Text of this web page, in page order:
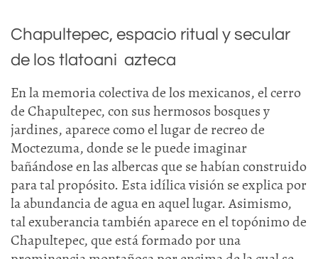
Chapultepec, espacio ritual y secular
de los tlatoani azteca
En la memoria colectiva de los mexicanos, el cerro
de Chapultepec, con sus hermosos bosques y
jardines, aparece como el lugar de recreo de
Moctezuma, donde se le puede imaginar
bañándose en las albercas que se habían construido
para tal propósito. Esta idílica visión se explica por
la abundancia de agua en aquel lugar. Asimismo,
tal exuberancia también aparece en el topónimo de
Chapultepec, que está formado por una